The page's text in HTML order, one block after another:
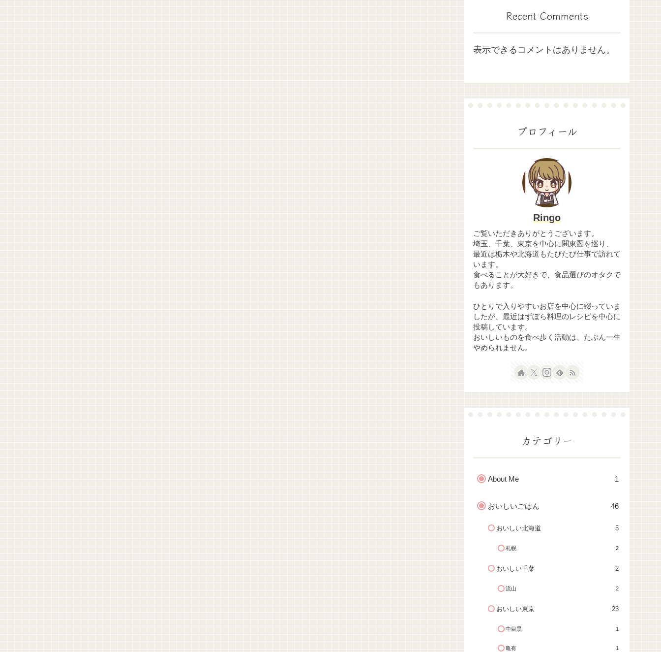
Recent Comments
表示できるコメントはありません。
プロフィール
Ringo
ご覧いただきありがとうございます。
埼玉、千葉、東京を中心に関東圏を巡り、
最近は栃木や北海道もたびたび仕事で訪れて
います。
食べることが大好きで、食品選びのオタクで
もあります。
ひとりで入りやすいお店を中心に綴っていま
したが、最近はずぼら料理のレシピを中心に
投稿しています。
おいしいものを食べ歩く活動は、たぶん一生
やめられません。
カテゴリー
About Me 1
おいしいごはん 46
おいしい北海道 5
札幌 2
おいしい千葉 2
流山 2
おいしい東京 23
中目黒 1
亀有 1